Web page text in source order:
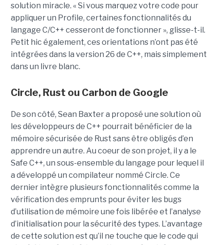
solution miracle. « Si vous marquez votre code pour
appliquer un Profile, certaines fonctionnalités du
langage C/C++ cesseront de fonctionner », glisse-t-il.
Petit hic également, ces orientations n’ont pas été
intégrées dans la version 26 de C++, mais simplement
dans un livre blanc.
Circle, Rust ou Carbon de Google
De son côté, Sean Baxter a proposé une solution où
les développeurs de C++ pourrait bénéficier de la
mémoire sécurisée de Rust sans être obligés d’en
apprendre un autre. Au coeur de son projet, il y a le
Safe C++, un sous-ensemble du langage pour lequel il
a développé un compilateur nommé Circle. Ce
dernier intègre plusieurs fonctionnalités comme la
vérification des emprunts pour éviter les bugs
d’utilisation de mémoire une fois libérée et l’analyse
d’initialisation pour la sécurité des types. L’avantage
de cette solution est qu’il ne touche que le code qui